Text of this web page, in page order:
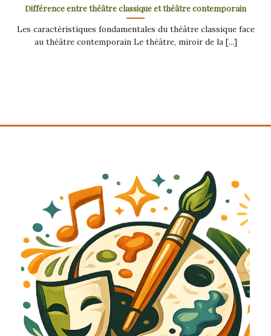
Différence entre théâtre classique et théâtre contemporain
Les caractéristiques fondamentales du théâtre classique face
au théâtre contemporain Le théâtre, miroir de la [...]